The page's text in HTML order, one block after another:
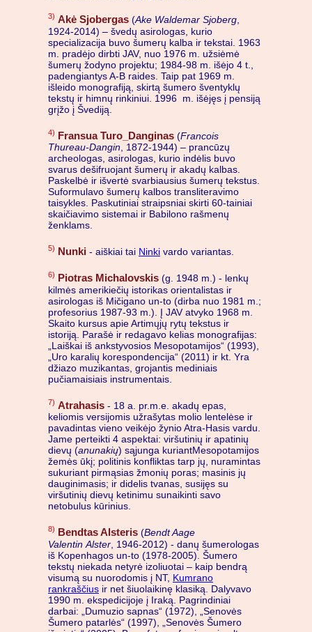
3) Akė Sjobergas (Ake Waldemar Sjoberg
1924-2014) – švedų asirologas, kurio
specializacija buvo šumerų kalba ir tekstai. 1963
m. pradėjo dirbti JAV, nuo 1976 m. užsiėmė
šumerų žodyno projektu; 1984-98 m. išėjo 4 t.,
padengiantys A-B raides. Taip pat 1969 m.
išleido monografiją, skirtą šumero šventyklų
tekstų ir himnų rinkiniui. 1996 m. išėjęs į pensiją
grįžo į Švediją.
4) Fransua Turo_Danginas (Francois
Thureau-Dangin, 1872-1944) – prancūzų
archeologas, asirologas, kurio indėlis buvo
svarus dešifruojant šumerų ir akadų kalbas.
Paskelbė ir išvertė svarbiausius šumerų tekstus.
Suformulavo šumerų kalbos transliteravimo
taisykles. Paskutiniai straipsniai skirti 60-tainiai
skaičiavimo sistemai ir Babilono rašmenų
ženklams.
5) Nunki - aiškiai tai Ninki vardo variantas.
6) Piotras Michalovskis (g. 1948 m.) - lenkų
kilmės amerikiečių istorikas orientalistas ir
asirologas iš Mičigano un-to (dirba nuo 1981 m.;
profesorius 1987-93 m.). Į JAV atvyko 1968 m.
Skaito kursus apie Artimųjų rytų tekstus ir
istoriją. Parašė ir redagavo kelias monografijas:
„Laiškai iš ankstyvosios Mesopotamijos“ (1993),
„Uro karalių korespondencija“ (2011) ir kt. Yra
džiazo muzikantas, grojantis mediniais
pučiamaisiais instrumentais.
7) Atrahasis - 18 a. pr.m.e. akadų epas,
keliomis versijomis užrašytas molio lentelėse ir
pavadintas vieno veikėjo žynio Atra-Hasis vardu.
Jame perteikti 4 aspektai: viršutinių ir apatinių
dievų (anunakių) sąjunga kuriantMesopotamijos
žemės ūkį; politinis konfliktas tarp jų, nuramintas
sukuriant pirmąsias žmonių poras; masinis jų
dauginimasis; ir didelis tvanas, susijęs su
viršutinių dievų ketinimu sunaikinti savo
netobulus kūrinius.
8) Bendtas Alsteris (Bendt Aage
Valentin Alster , 1946-2012) - danų šumerologas
iš Kopenhagos un-to (1978-2005). Šumero
tekstų niekada netyrė izoliuotai – kaip bendrą
visumą su nuorodomis į NT, Kumrano
rankraščius ir net šiuolaikinę klasiką. Dalyvavo
1990 m. ekspedicijoje į Iraką. Pagrindiniai
darbai: „Dumuzio sapnas“ (1972), „Senovės
Šumero patarlės“ (1997), „Senovės Šumero